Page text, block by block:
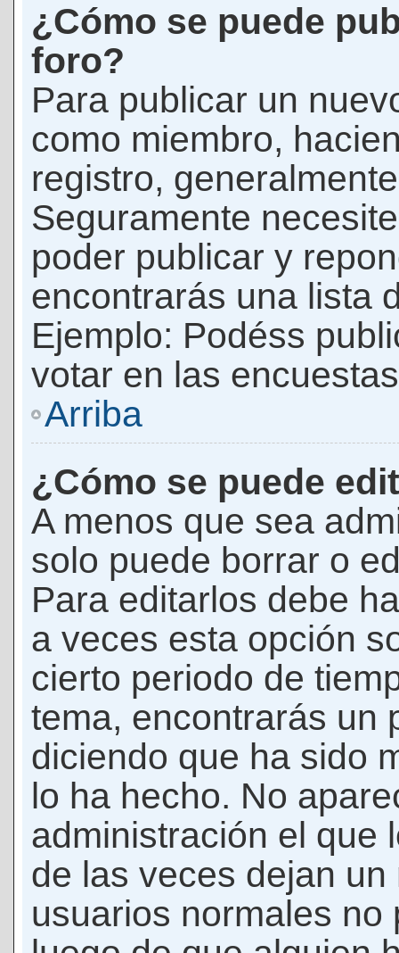
¿Cómo se puede
foro?
Para publicar un
como miembro,
registro,
Seguramente
poder publicar y
encontrarás una lista
Ejemplo: Podéss
votar en las
Arriba
¿Cómo se puede
A menos que sea
solo puede borrar o
Para editarlos debe
a veces esta opción
cierto periodo de
tema, encontrarás un
diciendo que ha sido
lo ha hecho. No
administración el que
de las veces dejan
usuarios normales